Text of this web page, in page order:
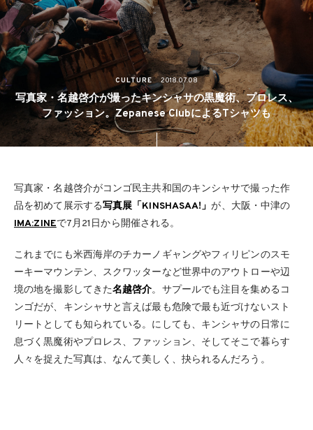
CULTURE 2018.07.08
写真家・名越啓介が撮ったキンシャサの黒魔術、プロレス、
ファッション。Zepanese ClubによるTシャツも
写真家・名越啓介がコンゴ民主共和国のキンシャサで撮った作
品を初めて展示する写真展「KINSHASAA!」が、大阪・中津の
IMA:ZINEで7月21日から開催される。
これまでにも米西海岸のチカーノギャングやフィリピンのスモ
ーキーマウンテン、スクワッターなど世界中のアウトローや辺
境の地を撮影してきた名越啓介。サプールでも注目を集めるコ
ンゴだが、キンシャサと言えば最も危険で最も近づけないスト
リートとしても知られている。にしても、キンシャサの日常に
息づく黒魔術やプロレス、ファッション、そしてそこで暮らす
人々を捉えた写真は、なんて美しく、抉られるんだろう。